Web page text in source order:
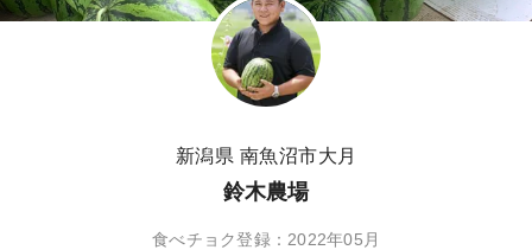
新潟県 南魚沼市大月
鈴木農場
食べチョク登録：2022年05月